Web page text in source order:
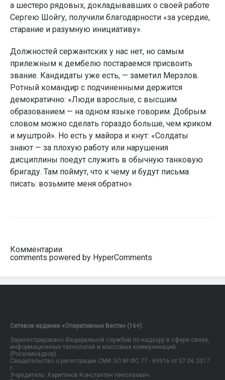
а шестеро рядовых, докладывавших о своей работе
Сергею Шойгу, получили благодарности «за усердие,
старание и разумную инициативу».
Должностей сержантских у нас нет, но самым
прилежным к дембелю постараемся присвоить
звание. Кандидаты уже есть, — заметил Мерзлов.
Ротный командир с подчиненными держится
демократично: «Люди взрослые, с высшим
образованием — на одном языке говорим. Добрым
словом можно сделать гораздо больше, чем криком
и муштрой». Но есть у майора и кнут: «Солдаты
знают — за плохую работу или нарушения
дисциплины поедут служить в обычную танковую
бригаду. Там поймут, что к чему и будут письма
писать: возьмите меня обратно».
Комментарии
comments powered by HyperComments
Сетевое издание «Оперативные Вести» (16+).
Зарегистрировано Федеральной службой по надзору в сфере связи,
информационных технологий и массовых коммуникаций
(Роскомнадзор).
Свидетельство о регистрации СМИ ЭЛ № ФС 77 - 69916 от 07.06.2017
г.
Учредитель: Харитонов Константин Николаевич.